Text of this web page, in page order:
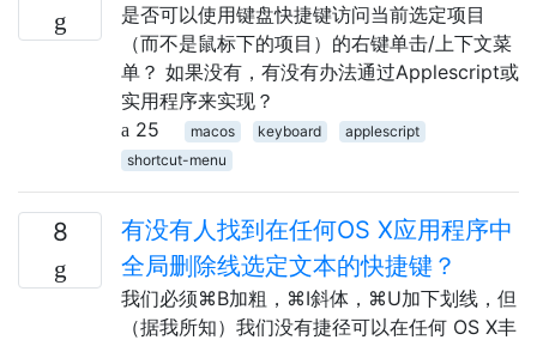
是否可以使用键盘快捷键访问当前选定项目
（而不是鼠标下的项目）的右键单击/上下文菜
单？ 如果没有，有没有办法通过Applescript或
实用程序来实现？
25
macos keyboard
applescript
shortcut-menu
8
有没有人找到在任何OS X应用程序中
全局删除线选定文本的快捷键？
我们必须⌘B加粗，⌘I斜体，⌘U加下划线，但
（据我所知）我们没有捷径可以在任何 OS X丰